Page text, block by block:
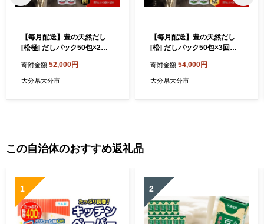
【毎月配送】豊の天然だし
[松極] だしパック50包×2回
出汁 国産 パック 保存料無添
加 お吸い物 茶碗蒸し おでん
寄附金額 52,000円
大分県大分市
【毎月配送】豊の天然だし
[松] だしパック50包×3回お
汁 小分け 定期便 国産 パック
保存料無添加 お吸い物 茶碗
寄附金額 54,000円
大分県大分市
この自治体のおすすめ返礼品
1 2